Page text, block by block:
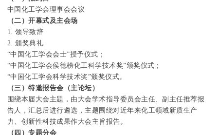
中国化工学会理事会会议
（二）开幕式及主会场
1.领导致辞
2.颁奖典礼
“中国化工学会会士”授予仪式；
“中国化工学会侯德榜化工科学技术奖”颁奖仪式；
“中国化工学会科学技术奖”颁奖仪式。
（三）特邀报告会（主论坛）
围绕本届大会主题，由大会学术指导委员会主任、副主任推荐报
告人，汇总后进行遴选，主题围绕对近年来化工领域新质生产
力、创新性科技成果作大会主旨报告。
（四）专题分会